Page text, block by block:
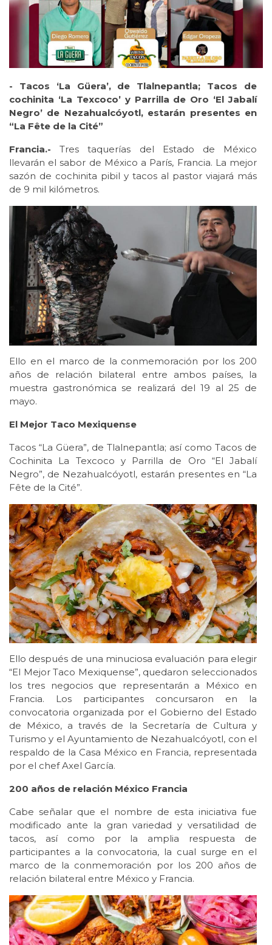
- Tacos ‘La Güera’, de Tlalnepantla; Tacos de
cochinita ‘La Texcoco’ y Parrilla de Oro ‘El Jabalí
Negro’ de Nezahualcóyotl, estarán presentes en
“La Fête de la Cité”
Francia.-Tres taquerías del Estado de México
llevarán el sabor de México a París, Francia. La mejor
sazón de cochinita pibil y tacos al pastor viajará más
de 9 mil kilómetros.
Ello en el marco de la conmemoración por los 200
años de relación bilateral entre ambos países, la
muestra gastronómica se realizará del 19 al 25 de
mayo.
El Mejor Taco Mexiquense
Tacos “La Güera”, de Tlalnepantla; así como Tacos de
Cochinita La Texcoco y Parrilla de Oro “El Jabalí
Negro”, de Nezahualcóyotl, estarán presentes en “La
Fête de la Cité”.
Ello después de una minuciosa evaluación para elegir
“El Mejor Taco Mexiquense”, quedaron seleccionados
los tres negocios que representarán a México en
Francia. Los participantes concursaron en la
convocatoria organizada por el Gobierno del Estado
de México, a través de la Secretaría de Cultura y
Turismo y el Ayuntamiento de Nezahualcóyotl, con el
respaldo de la Casa México en Francia, representada
por el chef Axel García.
200 años de relación México Francia
Cabe señalar que el nombre de esta iniciativa fue
modificado ante la gran variedad y versatilidad de
tacos, así como por la amplia respuesta de
participantes a la convocatoria, la cual surge en el
marco de la conmemoración por los 200 años de
relación bilateral entre México y Francia.